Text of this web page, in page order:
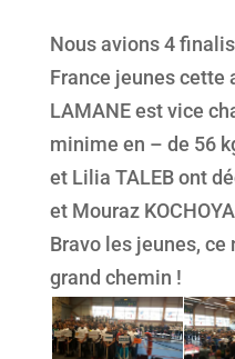
Nous avions 4
France jeunes cette
LAMANE est vice
minime en – de 56
et Lilia TALEB ont
et Mouraz
Bravo les jeunes, ce
grand chemin !